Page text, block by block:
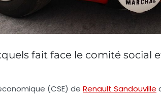
fait face le comité social
(CSE) de Renault Sandouville